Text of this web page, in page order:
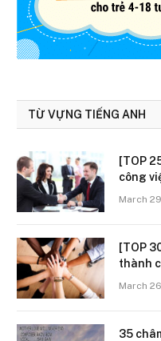
TỪ VỰNG TIẾNG ANH
[TOP
công
March
[TOP
thành
March
35